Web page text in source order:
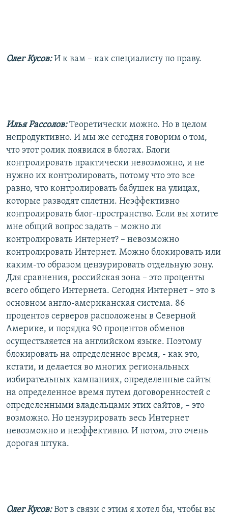
Олег Кусов:И к вам – как специалисту по праву.
Илья Рассолов:Теоретически можно. Но в целом
непродуктивно. И мы же сегодня говорим о том,
что этот ролик появился в блогах. Блоги
контролировать практически невозможно, и не
нужно их контролировать, потому что это все
равно, что контролировать бабушек на улицах,
которые разводят сплетни. Неэффективно
контролировать блог-пространство. Если вы хотите
мне общий вопрос задать – можно ли
контролировать Интернет? – невозможно
контролировать Интернет. Можно блокировать или
каким-то образом цензурировать отдельную зону.
Для сравнения, российская зона – это проценты
всего общего Интернета. Сегодня Интернет – это в
основном англо-американская система. 86
процентов серверов расположены в Северной
Америке, и порядка 90 процентов обменов
осуществляется на английском языке. Поэтому
блокировать на определенное время, - как это,
кстати, и делается во многих региональных
избирательных кампаниях, определенные сайты
на определенное время путем договоренностей с
определенными владельцами этих сайтов, – это
возможно. Но цензурировать весь Интернет
невозможно и неэффективно. И потом, это очень
дорогая штука.
Олег Кусов:Вот в связи с этим я хотел бы, чтобы вы